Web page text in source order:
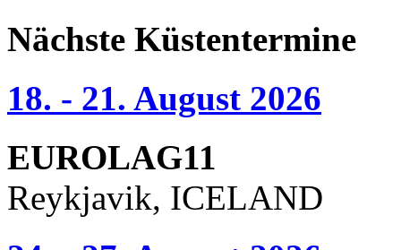
Nächste Küstentermine
18. - 21. August 2026
EUROLAG11
Reykjavik, ICELAND